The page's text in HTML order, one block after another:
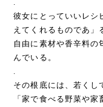
彼女にとっていいレシ
えてくれるものであ」
自由に素材や香辛料の
んでいる。
その根底には、若くし
「家で食べる野菜や家